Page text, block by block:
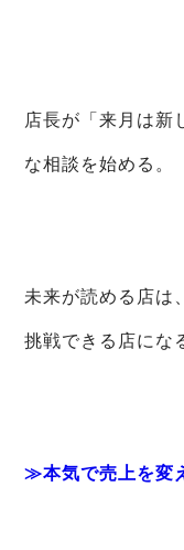
店長が「来月は新
な相談を始める。
未来が読める店は、
挑戦できる店
≫本気で売上を変